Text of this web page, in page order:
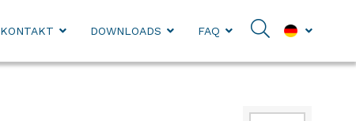
KONTAKT DOWNLOADS FAQ